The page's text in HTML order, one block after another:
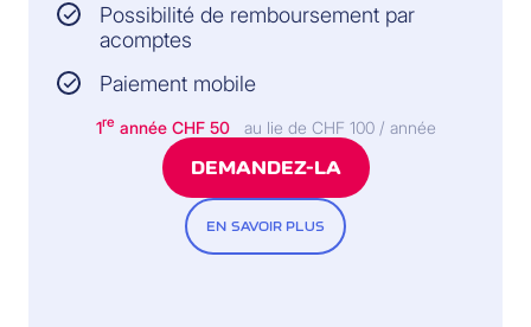
Possibilité de remboursement par
acomptes
Paiement mobile
1re année CHF 50 au lie de CHF 100 / année
DEMANDEZ-LA
EN SAVOIR PLUS